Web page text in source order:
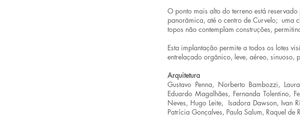
O ponto mais alto do terreno está
panorâmica, até o centro de Curvelo; uma
topos não contemplam construções,
Esta implantação permite a todos os lotes
entrelaçado orgânico, leve, aéreo, sinuoso,
Arquitetura
Gustavo Penna, Norberto Bambozzi,
Eduardo Magalhães, Fernanda Tolentino,
Neves, Hugo Leite, Isadora Dawson, Ivan
Patrícia Gonçalves, Paula Salum, Raquel de